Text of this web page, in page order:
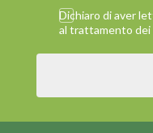
Dichiaro di aver
al trattamento dei